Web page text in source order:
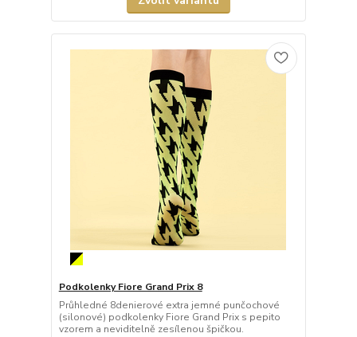
Podkolenky Fiore Grand Prix 8
Průhledné 8denierové extra jemné punčochové
(silonové) podkolenky Fiore Grand Prix s pepito
vzorem a neviditelně zesílenou špičkou.